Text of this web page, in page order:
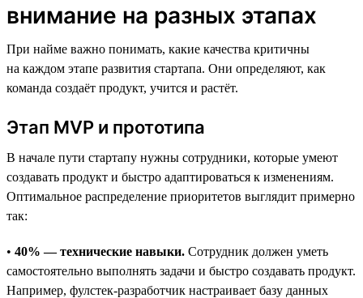
внимание на разных этапах
При найме важно понимать, какие качества критичны
на каждом этапе развития стартапа. Они определяют, как
команда создаёт продукт, учится и растёт.
Этап MVP и прототипа
В начале пути стартапу нужны сотрудники, которые умеют
создавать продукт и быстро адаптироваться к изменениям.
Оптимальное распределение приоритетов выглядит примерно
так:
• 40% — технические навыки. Сотрудник должен уметь
самостоятельно выполнять задачи и быстро создавать продукт.
Например, фулстек-разработчик настраивает базу данных